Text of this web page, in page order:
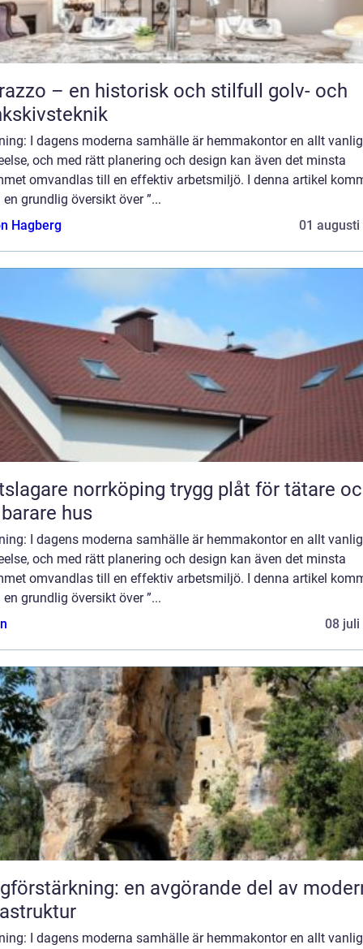
– en historisk och stilfull golv- och
I dagens moderna samhälle är hemmakontor en allt
och med rätt planering och design kan även det minsta
omvandlas till en effektiv arbetsmiljö. I denna artikel
grundlig översikt över ”...
Hagberg
01 augusti
norrköping trygg plåt för tätare och
hus
I dagens moderna samhälle är hemmakontor en allt
och med rätt planering och design kan även det minsta
omvandlas till en effektiv arbetsmiljö. I denna artikel
grundlig översikt över ”...
08 juli
en avgörande del av
I dagens moderna samhälle är hemmakontor en allt